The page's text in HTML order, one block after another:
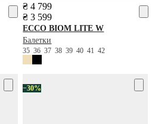
₴ 4 799
₴ 3 599
ECCO BIOM LITE W
Балетки
3536373839404142
−30%